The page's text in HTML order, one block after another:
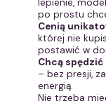
lepienie,
po prostu
Cenią
której nie
postawić w
Chcą
– bez presji,
energią.
Nie trzeba